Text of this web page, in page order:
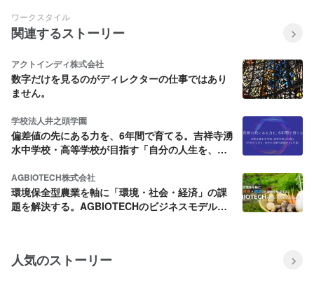
ワークスタイル
関連するストーリー
アクトインディ株式会社
数字だけを見るのがディレクターの仕事ではあり
ません。
学校法人井之頭学園
偏差値の先にある力を、6年間で育てる。吉祥寺湧
水中学校・高等学校が目指す「自分の人生を、自
AGBIOTECH株式会社
環境保全型農業を軸に「環境・社会・経済」の課
題を解決する。AGBIOTECHのビジネスモデルと
人気のストーリー